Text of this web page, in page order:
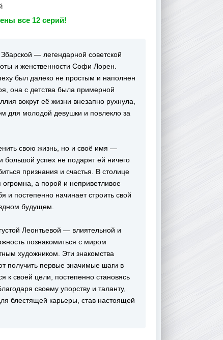
все 12 серий!
— легендарной советской
и женственности Софи Лорен.
был далеко не простым и наполнен
она с детства была примерной
вокруг её жизни внезапно рухнула,
для молодой девушки и повлекло за
свою жизнь, но и своё имя —
большой успех не подарят ей ничего
признания и счастья. В столице
огромна, а порой и неприветливое
и постепенно начинает строить свой
будущем.
Леонтьевой — влиятельной и
познакомиться с миром
художником. Эти знакомства
получить первые значимые шаги в
к своей цели, постепенно становясь
своему упорству и таланту,
блестящей карьеры, став настоящей